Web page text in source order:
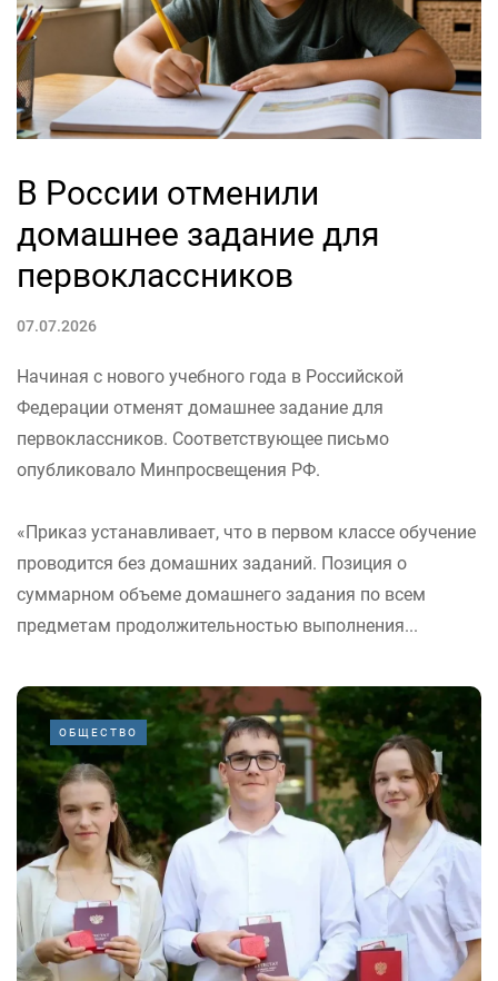
В России отменили
домашнее задание для
первоклассников
07.07.2026
Начиная с нового учебного года в Российской
Федерации отменят домашнее задание для
первоклассников. Соответствующее письмо
опубликовало Минпросвещения РФ.
«Приказ устанавливает, что в первом классе обучение
проводится без домашних заданий. Позиция о
суммарном объеме домашнего задания по всем
предметам продолжительностью выполнения...
ОБЩЕСТВО